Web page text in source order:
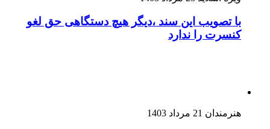
با تصویب این سند ،دیگر هیچ دستگاهی حق لغو
کنسرت را ندارد
هنرمندان 21 مرداد 1403